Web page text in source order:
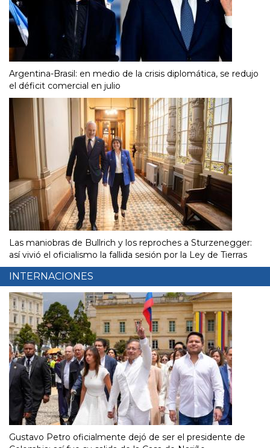
Argentina-Brasil: en medio de la crisis diplomática, se redujo
el déficit comercial en julio
Las maniobras de Bullrich y los reproches a Sturzenegger:
así vivió el oficialismo la fallida sesión por la Ley de Tierras
INTERNACIONES
Gustavo Petro oficialmente dejó de ser el presidente de